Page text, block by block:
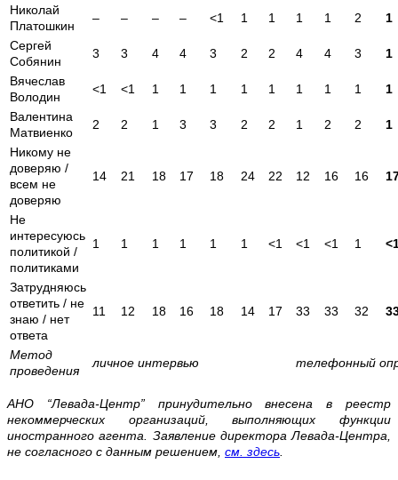
Николай
Платошкин
– – – – <1 1 1 1 1 2
1
Сергей
Собянин
3 3 4 4 3 2 2 4 4 3
1
Вячеслав
Володин
<1 <1 1 1 1 1 1 1 1 1
1
Валентина
Матвиенко
2 2 1 3 3 2 2 1 2 2
1
Никому не
доверяю /
всем не
доверяю
14 21 18 17 18 24 22 12 16 16
Не
интересуюсь
политикой /
политиками
1 1 1 1 1 1 <1 <1 <1 1
Затрудняюсь
ответить / не
знаю / нет
ответа
11 12 18 16 18 14 17 33 33 32
Метод
проведения
личное интервью телефонный
АНО “Левада-Центр” принудительно внесена в реестр
некоммерческих организаций, выполняющих функции
иностранного агента. Заявление директора Левада-Центра,
не согласного с данным решением, см. здесь